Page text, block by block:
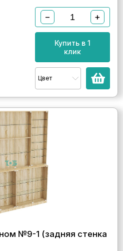
− +
Купить в 1
клик
Цвет
№9-1 (задняя стенка